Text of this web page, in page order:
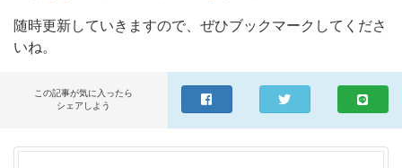
◆角度調整可能：ライトは柔軟な角度調整機能を持ってま
す。使い方も非常にカンタン！ ◆驚きの長寿命：本製品
は100000時間以上の長寿命で、他の商品の2000時間を遥
かに凌駕します。 ◆ファッションの設計：アルミ合金の
ボディ、グレーの外観は高級感が持ってます。 ◆広い使
用範囲：トンネル、掲示板、ガソリンスタンド、夜間作
業、現場工事、駐車場、公園、運動場にも様々な場所で活
随時更新していきますので、ぜひブックマークしてくださ
いね。
この記事が気に入ったら
シェアしよう